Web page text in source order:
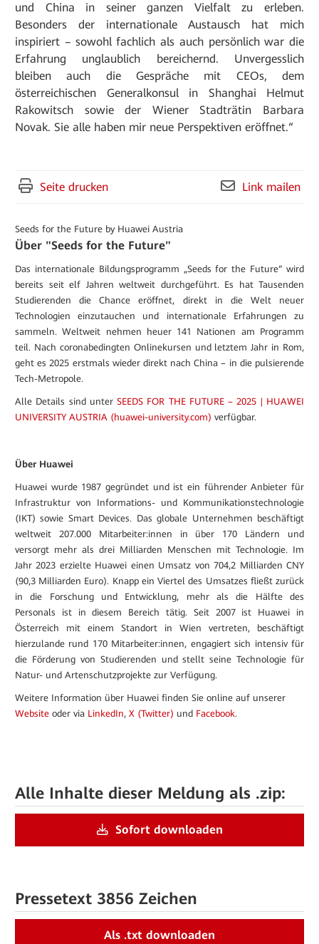
und China in seiner ganzen Vielfalt zu erleben.
Besonders der internationale Austausch hat mich
inspiriert – sowohl fachlich als auch persönlich war die
Erfahrung unglaublich bereichernd. Unvergesslich
bleiben auch die Gespräche mit CEOs, dem
österreichischen Generalkonsul in Shanghai Helmut
Rakowitsch sowie der Wiener Stadträtin Barbara
Novak. Sie alle haben mir neue Perspektiven eröffnet.“
Seite drucken Link mailen
Seeds for the Future by Huawei Austria
Über "Seeds for the Future"
Das internationale Bildungsprogramm „Seeds for the Future“ wird
bereits seit elf Jahren weltweit durchgeführt. Es hat Tausenden
Studierenden die Chance eröffnet, direkt in die Welt neuer
Technologien einzutauchen und internationale Erfahrungen zu
sammeln. Weltweit nehmen heuer 141 Nationen am Programm
teil. Nach coronabedingten Onlinekursen und letztem Jahr in Rom,
geht es 2025 erstmals wieder direkt nach China – in die pulsierende
Tech-Metropole.
Alle Details sind unterSEEDS FOR THE FUTURE – 2025 | HUAWEI
UNIVERSITY AUSTRIA (huawei-university.com) verfügbar.
Über Huawei
Huawei wurde 1987 gegründet und ist ein führender Anbieter für
Infrastruktur von Informations- und Kommunikationstechnologie
(IKT) sowie Smart Devices. Das globale Unternehmen beschäftigt
weltweit 207.000 Mitarbeiter:innen in über 170 Ländern und
versorgt mehr als drei Milliarden Menschen mit Technologie. Im
Jahr 2023 erzielte Huawei einen Umsatz von 704,2 Milliarden CNY
(90,3 Milliarden Euro). Knapp ein Viertel des Umsatzes fließt zurück
in die Forschung und Entwicklung, mehr als die Hälfte des
Personals ist in diesem Bereich tätig. Seit 2007 ist Huawei in
Österreich mit einem Standort in Wien vertreten, beschäftigt
hierzulande rund 170 Mitarbeiter:innen, engagiert sich intensiv für
die Förderung von Studierenden und stellt seine Technologie für
Natur- und Artenschutzprojekte zur Verfügung.
Weitere Information über Huawei finden Sie online auf unserer
Website oder via LinkedIn, X (Twitter) und Facebook.
Alle Inhalte dieser Meldung als .zip:
Sofort downloaden
Pressetext 3856 Zeichen
Als .txt downloaden